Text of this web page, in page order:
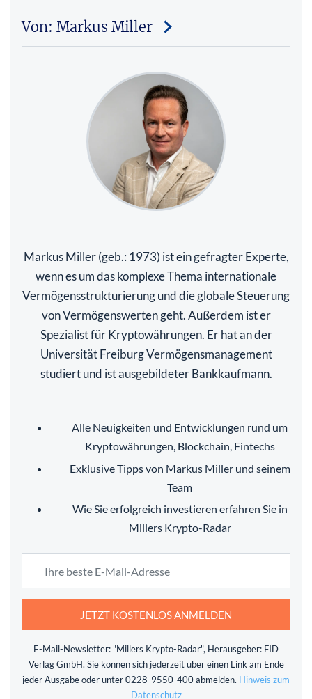
Von: Markus Miller
Markus Miller (geb.: 1973) ist ein gefragter Experte,
wenn es um das komplexe Thema internationale
Vermögensstrukturierung und die globale Steuerung
von Vermögenswerten geht. Außerdem ist er
Spezialist für Kryptowährungen. Er hat an der
Universität Freiburg Vermögensmanagement
studiert und ist ausgebildeter Bankkaufmann.
Alle Neuigkeiten und Entwicklungen rund um
Kryptowährungen, Blockchain, Fintechs
Exklusive Tipps von Markus Miller und seinem
Team
Wie Sie erfolgreich investieren erfahren Sie in
Millers Krypto-Radar
JETZT KOSTENLOS ANMELDEN
E-Mail-Newsletter: "Millers Krypto-Radar", Herausgeber: FID
Verlag GmbH. Sie können sich jederzeit über einen Link am Ende
jeder Ausgabe oder unter 0228-9550-400 abmelden. Hinweis zum
Datenschutz